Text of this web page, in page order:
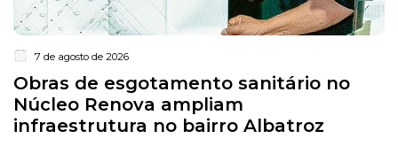
7 de agosto de 2026
Obras de esgotamento sanitário no
Núcleo Renova ampliam
infraestrutura no bairro Albatroz